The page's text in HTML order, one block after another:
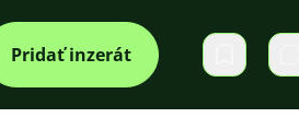
Pridať inzerát